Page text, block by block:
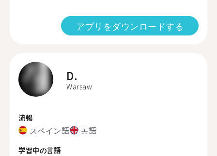
アプリをダウンロードする
D.
Warsaw
流暢
スペイン語 英語
学習中の言語